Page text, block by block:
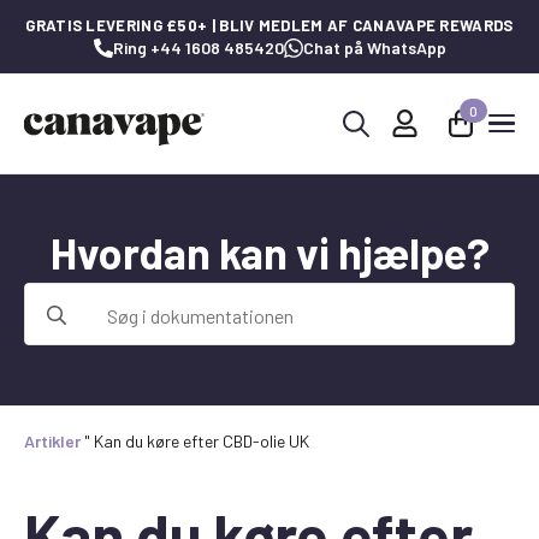
GRATIS LEVERING £50+ | BLIV MEDLEM AF CANAVAPE REWARDS
Ring +44 1608 485420 Chat på WhatsApp
0
Hvordan kan vi hjælpe?
efter:
Artikler " Kan du køre efter CBD-olie UK